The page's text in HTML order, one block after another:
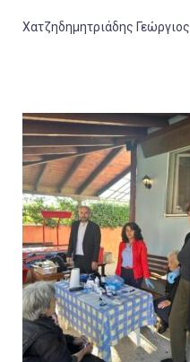
Χατζηδημητριάδης Γεώργιος